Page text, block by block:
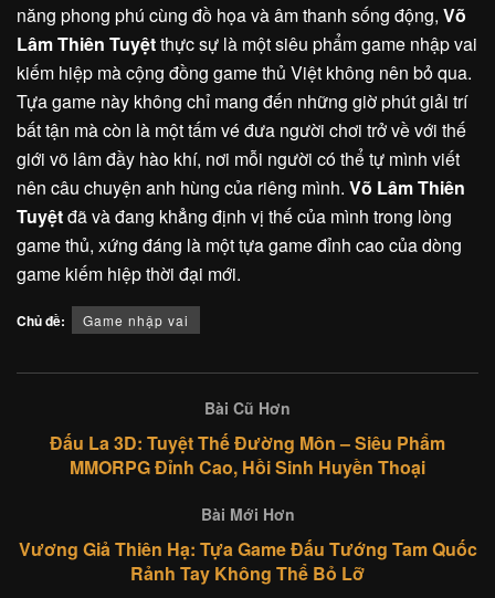
năng phong phú cùng đồ họa và âm thanh sống động, Võ
Lâm Thiên Tuyệtthực sự là một siêu phẩm game nhập vai
kiếm hiệp mà cộng đồng game thủ Việt không nên bỏ qua.
Tựa game này không chỉ mang đến những giờ phút giải trí
bất tận mà còn là một tấm vé đưa người chơi trở về với thế
giới võ lâm đầy hào khí, nơi mỗi người có thể tự mình viết
nên câu chuyện anh hùng của riêng mình. Võ Lâm Thiên
Tuyệtđã và đang khẳng định vị thế của mình trong lòng
game thủ, xứng đáng là một tựa game đỉnh cao của dòng
game kiếm hiệp thời đại mới.
Chủ đề: Game nhập vai
Bài Cũ Hơn
Đấu La 3D: Tuyệt Thế Đường Môn – Siêu Phẩm
MMORPG Đỉnh Cao, Hồi Sinh Huyền Thoại
Bài Mới Hơn
Vương Giả Thiên Hạ: Tựa Game Đấu Tướng Tam Quốc
Rảnh Tay Không Thể Bỏ Lỡ